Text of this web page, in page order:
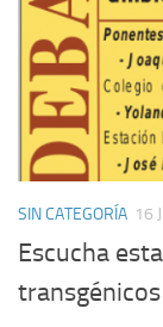
SIN CATEGORÍA 16
Escucha
transgénicos